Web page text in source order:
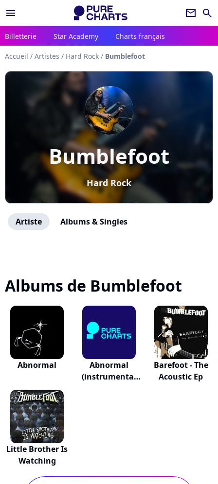
menu newsletter search
Billetterie Star Academy Charts français
Accueil / Artistes / Hard Rock / Bumblefoot
Bumblefoot
Hard Rock
Artiste Albums & Singles
Albums de Bumblefoot
Abnormal
Abnormal
(instrumental
Barefoot - The
Acoustic Ep
Little Brother Is
Watching